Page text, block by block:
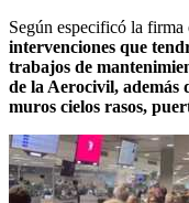
Según especificó la firma
intervenciones que
trabajos de
de la Aerocivil, además
muros cielos rasos,